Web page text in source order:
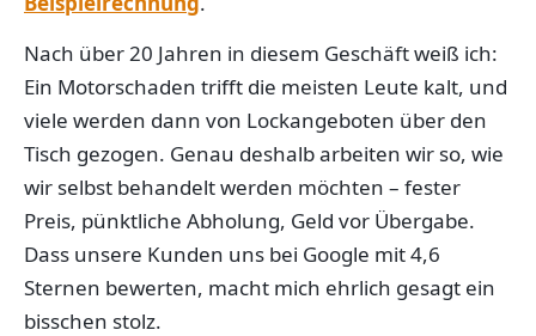
Nach über 20 Jahren in diesem Geschäft weiß ich:
Ein Motorschaden trifft die meisten Leute kalt, und
viele werden dann von Lockangeboten über den
Tisch gezogen. Genau deshalb arbeiten wir so, wie
wir selbst behandelt werden möchten – fester
Preis, pünktliche Abholung, Geld vor Übergabe.
Dass unsere Kunden uns bei Google mit 4,6
Sternen bewerten, macht mich ehrlich gesagt ein
bisschen stolz.